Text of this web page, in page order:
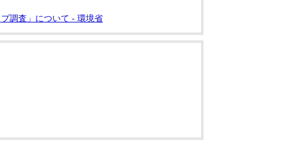
調査」について - 環境省